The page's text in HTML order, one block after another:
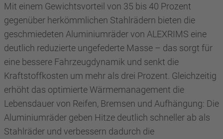
Mit einem Gewichtsvorteil von 35 bis 40 Prozent
gegenüber herkömmlichen Stahlrädern bieten die
geschmiedeten Aluminiumräder von ALEXRIMS eine
deutlich reduzierte ungefederte Masse – das sorgt für
eine bessere Fahrzeugdynamik und senkt die
Kraftstoffkosten um mehr als drei Prozent. Gleichzeitig
erhöht das optimierte Wärmemanagement die
Lebensdauer von Reifen, Bremsen und Aufhängung: Die
Aluminiumräder geben Hitze deutlich schneller ab als
Stahlräder und verbessern dadurch die